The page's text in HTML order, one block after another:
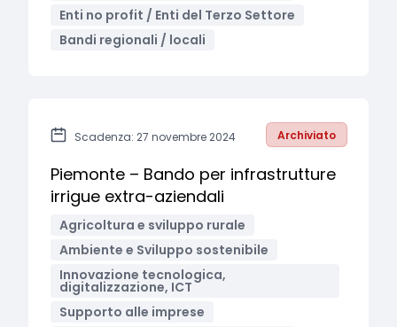
Enti no profit / Enti del Terzo Settore
Bandi regionali / locali
Scadenza: 27 novembre 2024 Archiviato
Piemonte – Bando per infrastrutture
irrigue extra-aziendali
Agricoltura e sviluppo rurale
Ambiente e Sviluppo sostenibile
Innovazione tecnologica,
digitalizzazione, ICT
Supporto alle imprese